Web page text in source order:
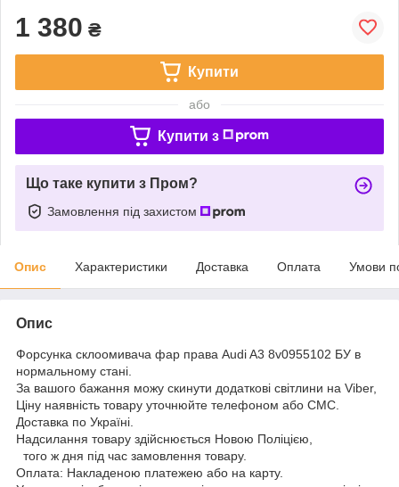
1 380 ₴
Купити
або
Купити з
Що таке купити з Пром?
Замовлення під захистом
Опис Характеристики Доставка Оплата Умови
Опис
Форсунка склоомивача фар права Audi A3 8v0955102 БУ в
нормальному стані.
За вашого бажання можу скинути додаткові світлини на Viber,
Ціну наявність товару уточнюйте телефоном або СМС.
Доставка по Україні.
Надсилання товару здійснюється Новою Поліцією,
того ж дня під час замовлення товару.
Оплата: Накладеною платежею або на карту.